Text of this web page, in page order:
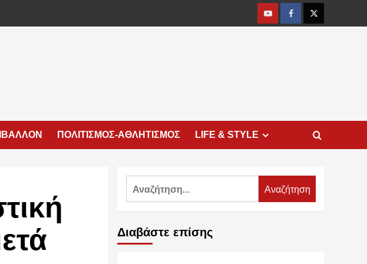
YoutubeFacebookTwitter
ΠΟΛΙΤΙΣΜΟΣ-ΑΘΛΗΤΙΣΜΟΣ LIFE & STYLE
Αναζήτηση
Διαβάστε επίσης